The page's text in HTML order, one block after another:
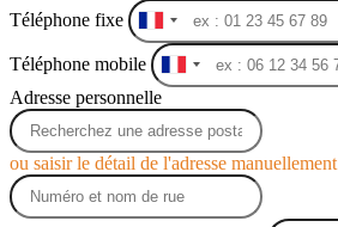
Téléphone fixe
France
+33
Téléphone mobile
France
+33
Adresse personnelle
ou saisir le détail de l'adresse manuellement